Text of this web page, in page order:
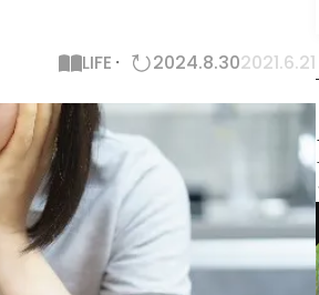
LIFE 2024.8.302021.6.21